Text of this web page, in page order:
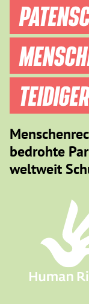
bedrohte
weltweit